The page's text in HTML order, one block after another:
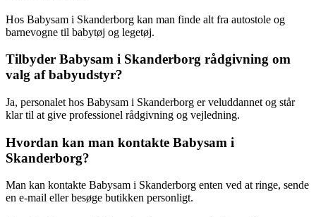
Hos Babysam i Skanderborg kan man finde alt fra autostole og
barnevogne til babytøj og legetøj.
Tilbyder Babysam i Skanderborg rådgivning om
valg af babyudstyr?
Ja, personalet hos Babysam i Skanderborg er veluddannet og står
klar til at give professionel rådgivning og vejledning.
Hvordan kan man kontakte Babysam i
Skanderborg?
Man kan kontakte Babysam i Skanderborg enten ved at ringe, sende
en e-mail eller besøge butikken personligt.